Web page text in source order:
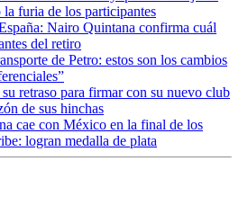
furia de los participantes
Nairo Quintana confirma cuál
del retiro
de Petro: estos son los cambios
retraso para firmar con su nuevo club
de sus hinchas
cae con México en la final de los
logran medalla de plata